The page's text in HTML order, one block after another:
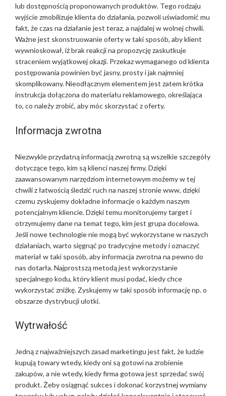
lub dostępnością proponowanych produktów. Tego rodzaju
wyjście zmobilizuje klienta do działania, pozwoli uświadomić mu
fakt, że czas na działanie jest teraz, a najdalej w wolnej chwili.
Ważne jest skonstruowanie oferty w taki sposób, aby klient
wywnioskował, iż brak reakcji na propozycję zaskutkuje
straceniem wyjątkowej okazji. Przekaz wymaganego od klienta
postępowania powinien być jasny, prosty i jak najmniej
skomplikowany. Nieodłącznym elementem jest zatem krótka
instrukcja dołączona do materiału reklamowego, określająca
to, co należy zrobić, aby móc skorzystać z oferty.
Informacja zwrotna
Niezwykle przydatną informacją zwrotną są wszelkie szczegóły
dotyczące tego, kim są klienci naszej firmy. Dzięki
zaawansowanym narzędziom internetowym możemy w tej
chwili z łatwością śledzić ruch na naszej stronie www, dzięki
czemu zyskujemy dokładne informacje o każdym naszym
potencjalnym kliencie. Dzięki temu monitorujemy target i
otrzymujemy dane na temat tego, kim jest grupa docelowa.
Jeśli nowe technologie nie mogą być wykorzystane w naszych
działaniach, warto sięgnąć po tradycyjne metody i oznaczyć
materiał w taki sposób, aby informacja zwrotna na pewno do
nas dotarła. Najprostszą metodą jest wykorzystanie
specjalnego kodu, który klient musi podać, kiedy chce
wykorzystać zniżkę. Zyskujemy w taki sposób informację np. o
obszarze dystrybucji ulotki.
Wytrwałość
Jedną z najważniejszych zasad marketingu jest fakt, że ludzie
kupują towary wtedy, kiedy oni są gotowi na zrobienie
zakupów, a nie wtedy, kiedy firma gotowa jest sprzedać swój
produkt. Żeby osiągnąć sukces i dokonać korzystnej wymiany